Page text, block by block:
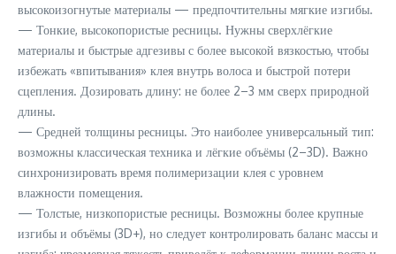
высокоизогнутые материалы — предпочтительны мягкие изгибы.
— Тонкие, высокопористые ресницы. Нужны сверхлёгкие
материалы и быстрые адгезивы с более высокой вязкостью, чтобы
избежать «впитывания» клея внутрь волоса и быстрой потери
сцепления. Дозировать длину: не более 2–3 мм сверх природной
длины.
— Средней толщины ресницы. Это наиболее универсальный тип:
возможны классическая техника и лёгкие объёмы (2–3D). Важно
синхронизировать время полимеризации клея с уровнем
влажности помещения.
— Толстые, низкопористые ресницы. Возможны более крупные
изгибы и объёмы (3D+), но следует контролировать баланс массы и